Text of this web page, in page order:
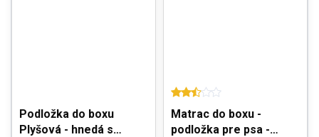
Podložka do boxu
Plyšová - hnedá s
Matrac do boxu -
podložka pre psa -